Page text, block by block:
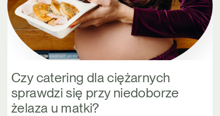
Czy catering dla ciężarnych
sprawdzi się przy niedoborze
żelaza u matki?